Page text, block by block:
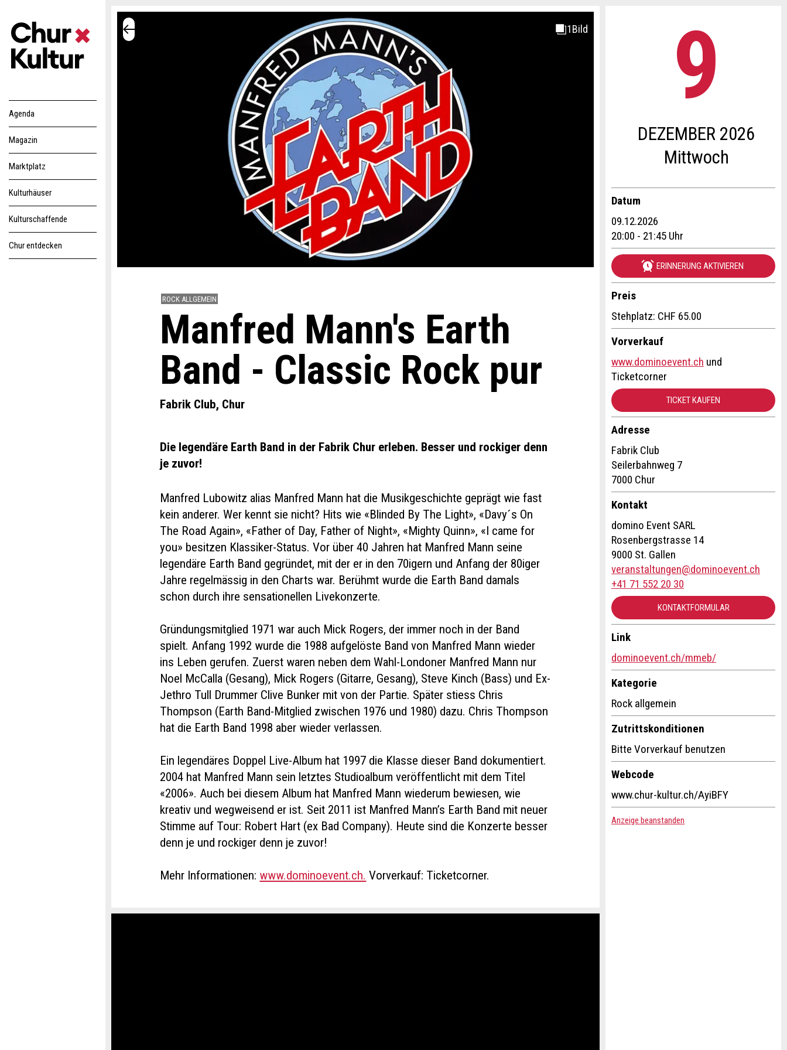
Agenda
Magazin
Marktplatz
Kulturhäuser
Kulturschaffende
Chur entdecken
ROCK ALLGEMEIN
Manfred Mann's Earth
Band - Classic Rock pur
Fabrik Club, Chur
Die legendäre Earth Band in der Fabrik Chur erleben. Besser und rockiger denn
je zuvor!
Manfred Lubowitz alias Manfred Mann hat die Musikgeschichte geprägt wie fast
kein anderer. Wer kennt sie nicht? Hits wie «Blinded By The Light», «Davy´s On
The Road Again», «Father of Day, Father of Night», «Mighty Quinn», «I came for
you» besitzen Klassiker-Status. Vor über 40 Jahren hat Manfred Mann seine
legendäre Earth Band gegründet, mit der er in den 70igern und Anfang der 80iger
Jahre regelmässig in den Charts war. Berühmt wurde die Earth Band damals
schon durch ihre sensationellen Livekonzerte.
Gründungsmitglied 1971 war auch Mick Rogers, der immer noch in der Band
spielt. Anfang 1992 wurde die 1988 aufgelöste Band von Manfred Mann wieder
ins Leben gerufen. Zuerst waren neben dem Wahl-Londoner Manfred Mann nur
Noel McCalla (Gesang), Mick Rogers (Gitarre, Gesang), Steve Kinch (Bass) und Ex-
Jethro Tull Drummer Clive Bunker mit von der Partie. Später stiess Chris
Thompson (Earth Band-Mitglied zwischen 1976 und 1980) dazu. Chris Thompson
hat die Earth Band 1998 aber wieder verlassen.
Ein legendäres Doppel Live-Album hat 1997 die Klasse dieser Band dokumentiert.
2004 hat Manfred Mann sein letztes Studioalbum veröffentlicht mit dem Titel
«2006». Auch bei diesem Album hat Manfred Mann wiederum bewiesen, wie
kreativ und wegweisend er ist. Seit 2011 ist Manfred Mann’s Earth Band mit neuer
Stimme auf Tour: Robert Hart (ex Bad Company). Heute sind die Konzerte besser
denn je und rockiger denn je zuvor!
Mehr Informationen: www.dominoevent.ch. Vorverkauf: Ticketcorner.
Mittwoch
9
DEZEMBER 2026
Datum
09.12.2026
20:00 - 21:45 Uhr
ERINNERUNG AKTIVIEREN
Preis
Stehplatz: CHF 65.00
Vorverkauf
www.dominoevent.ch und
Ticketcorner
TICKET KAUFEN
Adresse
Fabrik Club
Seilerbahnweg 7
7000 Chur
Kontakt
domino Event SARL
Rosenbergstrasse 14
9000 St. Gallen
veranstaltungen@dominoevent.ch
+41 71 552 20 30
KONTAKTFORMULAR
Link
dominoevent.ch/mmeb/
Kategorie
Rock allgemein
Zutrittskonditionen
Bitte Vorverkauf benutzen
Webcode
www.chur-kultur.ch/AyiBFY
Anzeige beanstanden